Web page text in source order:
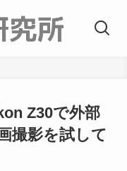
Z30で外部
撮影を試して